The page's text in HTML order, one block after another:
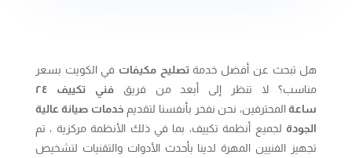
هل تبحث عن أفضل خدمةتصليح مكيفات في الكويت بسعر
مناسب؟ لا تنظر إلى أبعد من فريق
فني تكييف ٢٤
ساعةالمحترفين، نحن نفخر بأنفسنا لتقديم خدمات صيانة عالية
الجودةلجميع أنظمة تكييف، بما في ذلك الأنظمة مركزية ، تم
تجهيز الفنيين المهرة لدينا بأحدث الأدوات والتقنيات لتشخيص